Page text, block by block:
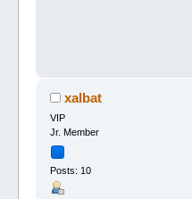
xalbat
VIP
Jr. Member
Posts: 10